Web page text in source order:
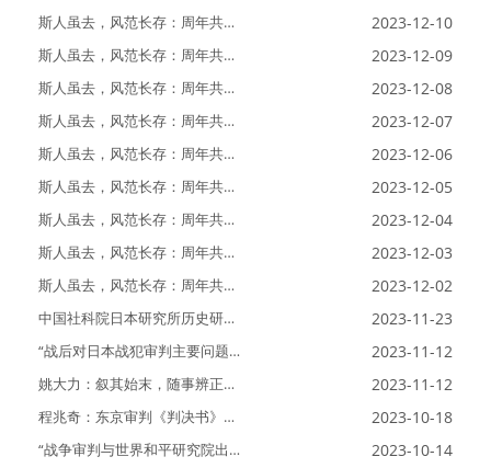
2023-12-10
斯人虽去，风范长存：周年共忆
2023-12-09
斯人虽去，风范长存：周年共忆
2023-12-08
斯人虽去，风范长存：周年共忆
2023-12-07
斯人虽去，风范长存：周年共忆
2023-12-06
斯人虽去，风范长存：周年共忆
2023-12-05
斯人虽去，风范长存：周年共忆
2023-12-04
斯人虽去，风范长存：周年共忆
2023-12-03
斯人虽去，风范长存：周年共忆
2023-12-02
斯人虽去，风范长存：周年共忆
2023-11-23
中国社科院日本研究所历史研究
2023-11-12
“战后对日本战犯审判主要问题
决书》新版首发座谈会”召... 2023-11-12
姚大力：叙其始末，随事辨正
世界和平》 2023-10-18
程兆奇：东京审判《判决书》具
际军事法庭判决书》序言 2023-10-14
“战争审判与世界和平研究院出